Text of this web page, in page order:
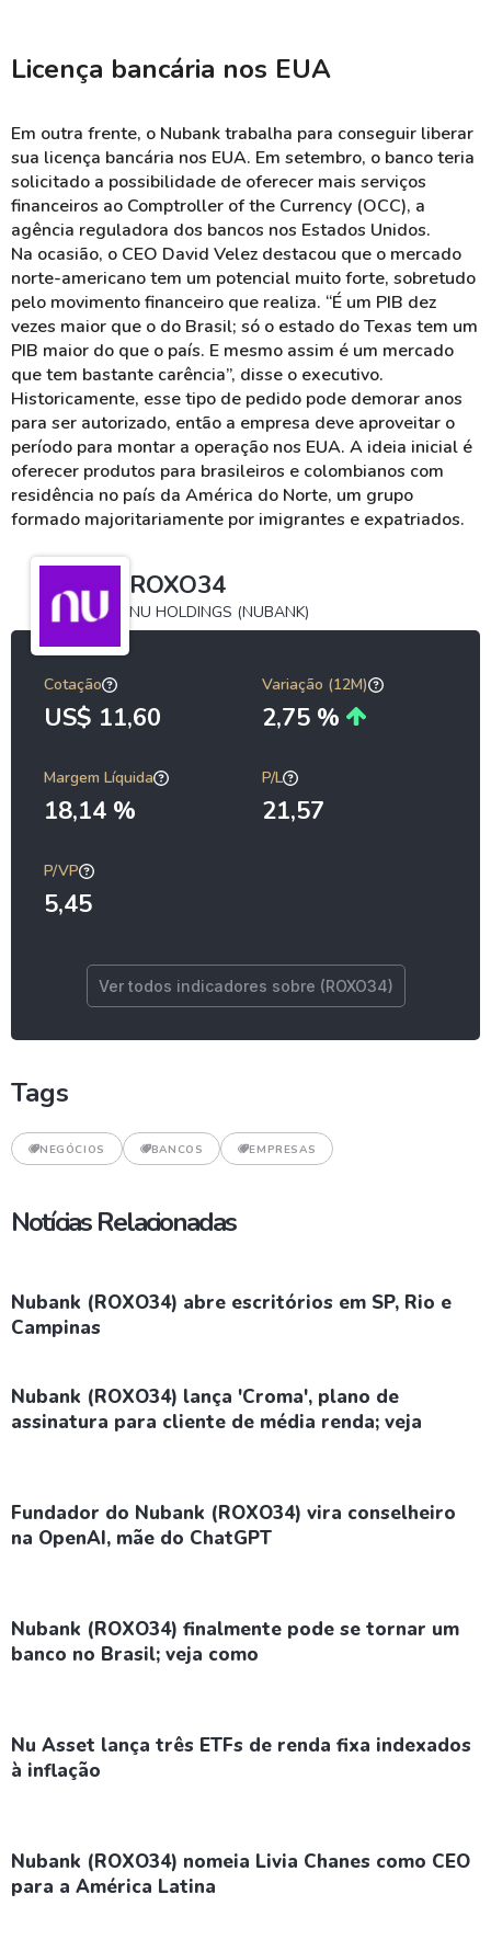
Licença bancária nos EUA
Em outra frente, o Nubank trabalha para conseguir liberar
sua licença bancária nos EUA. Em setembro, o banco teria
solicitado a possibilidade de oferecer mais serviços
financeiros ao Comptroller of the Currency (OCC), a
agência reguladora dos bancos nos Estados Unidos.
Na ocasião, o CEO David Velez destacou que o mercado
norte-americano tem um potencial muito forte, sobretudo
pelo movimento financeiro que realiza. “É um PIB dez
vezes maior que o do Brasil; só o estado do Texas tem um
PIB maior do que o país. E mesmo assim é um mercado
que tem bastante carência”, disse o executivo.
Historicamente, esse tipo de pedido pode demorar anos
para ser autorizado, então a empresa deve aproveitar o
período para montar a operação nos EUA. A ideia inicial é
oferecer produtos para brasileiros e colombianos com
residência no país da América do Norte, um grupo
formado majoritariamente por imigrantes e expatriados.
ROXO34
NU HOLDINGS (NUBANK)
Cotação
US$ 11,60
Variação (12M)
2,75 %
Margem Líquida
18,14 %
P/L
21,57
P/VP
5,45
Ver todos indicadores sobre (ROXO34)
Tags
NEGÓCIOS BANCOS EMPRESAS
Notícias Relacionadas
Nubank (ROXO34) abre escritórios em SP, Rio e
Campinas
Nubank (ROXO34) lança 'Croma', plano de
assinatura para cliente de média renda; veja
Fundador do Nubank (ROXO34) vira conselheiro
na OpenAI, mãe do ChatGPT
Nubank (ROXO34) finalmente pode se tornar um
banco no Brasil; veja como
Nu Asset lança três ETFs de renda fixa indexados
à inflação
Nubank (ROXO34) nomeia Livia Chanes como CEO
para a América Latina